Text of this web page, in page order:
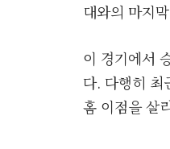
대와의 마지
이 경기에서
다. 다행히 최
홈 이점을 살